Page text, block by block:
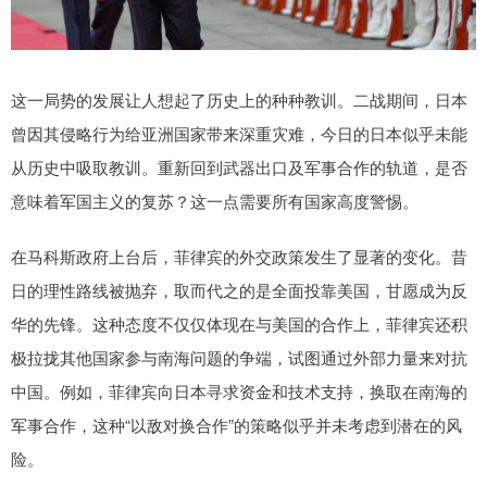
这一局势的发展让人想起了历史上的种种教训。二战期间，日本
曾因其侵略行为给亚洲国家带来深重灾难，今日的日本似乎未能
从历史中吸取教训。重新回到武器出口及军事合作的轨道，是否
意味着军国主义的复苏？这一点需要所有国家高度警惕。
在马科斯政府上台后，菲律宾的外交政策发生了显著的变化。昔
日的理性路线被抛弃，取而代之的是全面投靠美国，甘愿成为反
华的先锋。这种态度不仅仅体现在与美国的合作上，菲律宾还积
极拉拢其他国家参与南海问题的争端，试图通过外部力量来对抗
中国。例如，菲律宾向日本寻求资金和技术支持，换取在南海的
军事合作，这种“以敌对换合作”的策略似乎并未考虑到潜在的风
险。